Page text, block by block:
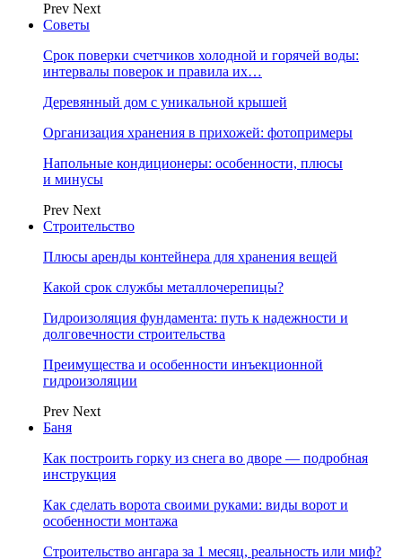
Prev Next
Советы
Срок поверки счетчиков холодной и горячей воды:
интервалы поверок и правила их…
Деревянный дом с уникальной крышей
Организация хранения в прихожей: фотопримеры
Напольные кондиционеры: особенности, плюсы
и минусы
Prev Next
Строительство
Плюсы аренды контейнера для хранения вещей
Какой срок службы металлочерепицы?
Гидроизоляция фундамента: путь к надежности и
долговечности строительства
Преимущества и особенности инъекционной
гидроизоляции
Prev Next
Баня
Как построить горку из снега во дворе — подробная
инструкция
Как сделать ворота своими руками: виды ворот и
особенности монтажа
Строительство ангара за 1 месяц, реальность или миф?